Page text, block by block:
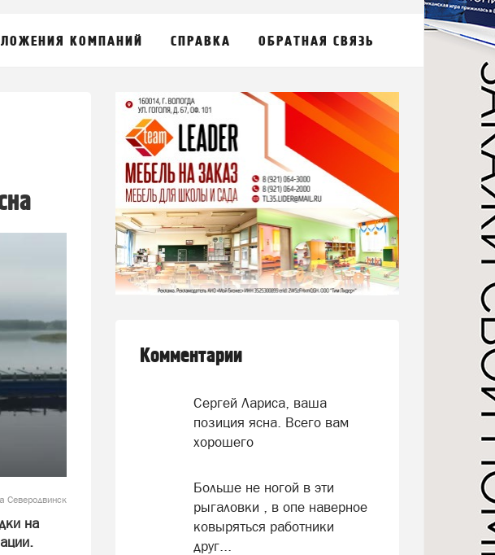
КОМПАНИЙ СПРАВКА ОБРАТНАЯ СВЯЗЬ
Северодвинск
на
Комментарии
Сергей Лариса, ваша
позиция ясна. Всего вам
хорошего
Больше не ногой в эти
рыгаловки , в опе наверное
ковыряться работники
друг...